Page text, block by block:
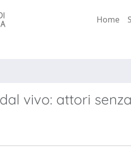
Home
vivo: attori